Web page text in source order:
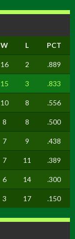
W L PCT
16 2 .889
15 3 .833
10 8 .556
8 8 .500
7 9 .438
7 11 .389
6 14 .300
3 17 .150